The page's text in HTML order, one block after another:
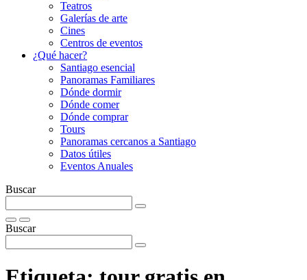
Teatros
Galerí­as de arte
Cines
Centros de eventos
¿Qué hacer?
Santiago esencial
Panoramas Familiares
Dónde dormir
Dónde comer
Dónde comprar
Tours
Panoramas cercanos a Santiago
Datos útiles
Eventos Anuales
Buscar
Buscar